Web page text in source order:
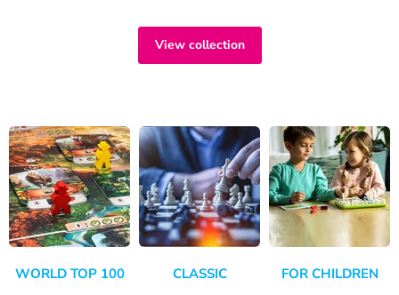
View collection
WORLD TOP 100 CLASSIC FOR CHILDREN